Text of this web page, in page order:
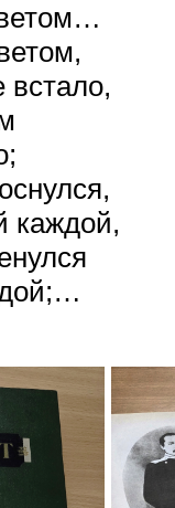
встало,
каждой,